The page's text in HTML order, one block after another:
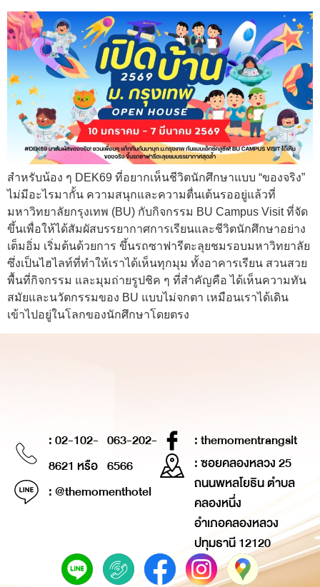
สำหรับน้อง ๆ DEK69 ที่อยากเห็นชีวิตนักศึกษาแบบ “ของจริง”
ไม่มีอะไรมากั้น ความสนุกและความตื่นเต้นรออยู่แล้วที่
มหาวิทยาลัยกรุงเทพ (BU) กับกิจกรรม BU Campus Visit ที่จัด
ขึ้นเพื่อให้ได้สัมผัสบรรยากาศการเรียนและชีวิตนักศึกษาอย่าง
เต็มอิ่ม เริ่มต้นด้วยการ ขึ้นรถซาฟารีตะลุยชมรอบมหาวิทยาลัย
ซึ่งเป็นไฮไลท์ที่ทำให้เราได้เห็นทุกมุม ทั้งอาคารเรียน สวนสวย
พื้นที่กิจกรรม และมุมถ่ายรูปชิค ๆ ที่สำคัญคือ ได้เห็นความทัน
สมัยและนวัตกรรมของ BU แบบไม่จกตา เหมือนเราได้เดิน
เข้าไปอยู่ในโลกของนักศึกษาโดยตรง
: 02-102-
8621 หรือ
063-202-
6566
: @themomenthotel
: themomentrangsit
: ซอยคลองหลวง 25
ถนนพหลโยธิน ตำบล
คลองหนึ่ง
อำเภอคลองหลวง
ปทุมธานี 12120